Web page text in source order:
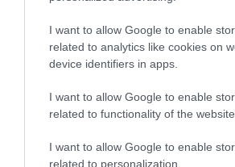
I want to allow Google to enable
related to analytics like cookies on
device identifiers in apps.
I want to allow Google to enable
related to functionality of the
I want to allow Google to enable
related to personalization.
Temps de Cuisson 30 Minutes …
Lire la suite »